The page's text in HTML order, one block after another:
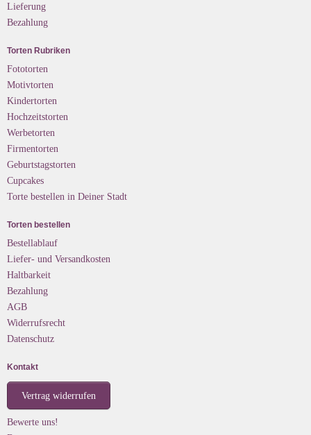
Lieferung
Bezahlung
Torten Rubriken
Fototorten
Motivtorten
Kindertorten
Hochzeitstorten
Werbetorten
Firmentorten
Geburtstagstorten
Cupcakes
Torte bestellen in Deiner Stadt
Torten bestellen
Bestellablauf
Liefer- und Versandkosten
Haltbarkeit
Bezahlung
AGB
Widerrufsrecht
Datenschutz
Kontakt
Vertrag widerrufen
Bewerte uns!